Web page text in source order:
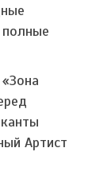
Артист